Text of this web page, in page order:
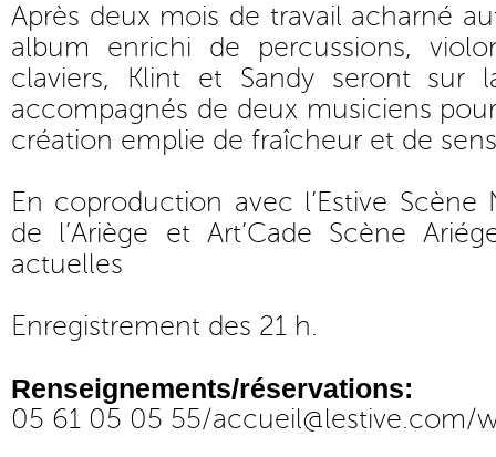
Après deux mois de travail acharné
album enrichi de percussions,
claviers, Klint et Sandy seront sur
accompagnés de deux musiciens
création emplie de fraîcheur et de
En coproduction avec l’Estive
de l’Ariège et Art’Cade Scène
actuelles
Enregistrement des 21 h.
Renseignements/réservations:
05 61 05 05 55/accueil@lestive.com/